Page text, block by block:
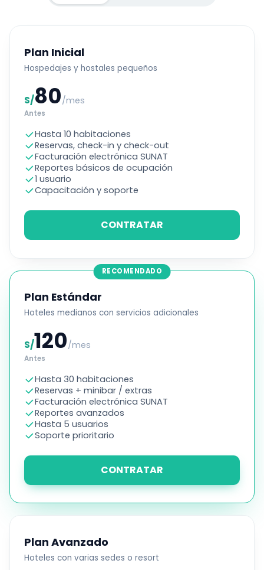
Plan Inicial
Hospedajes y hostales pequeños
S/80/mes
Antes
Hasta 10 habitaciones
Reservas, check-in y check-out
Facturación electrónica SUNAT
Reportes básicos de ocupación
1 usuario
Capacitación y soporte
CONTRATAR
RECOMENDADO
Plan Estándar
Hoteles medianos con servicios adicionales
S/120/mes
Antes
Hasta 30 habitaciones
Reservas + minibar / extras
Facturación electrónica SUNAT
Reportes avanzados
Hasta 5 usuarios
Soporte prioritario
CONTRATAR
Plan Avanzado
Hoteles con varias sedes o resort